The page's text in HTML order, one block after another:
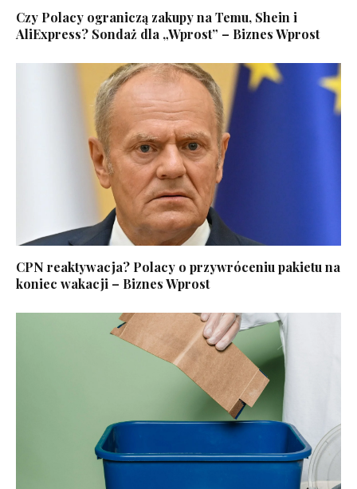
Czy Polacy ograniczą zakupy na Temu, Shein i
AliExpress? Sondaż dla „Wprost” – Biznes Wprost
CPN reaktywacja? Polacy o przywróceniu pakietu na
koniec wakacji – Biznes Wprost